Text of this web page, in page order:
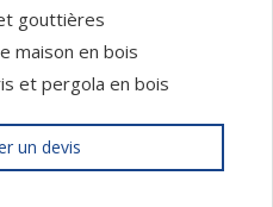
gouttières
maison en bois
et pergola en bois
un devis